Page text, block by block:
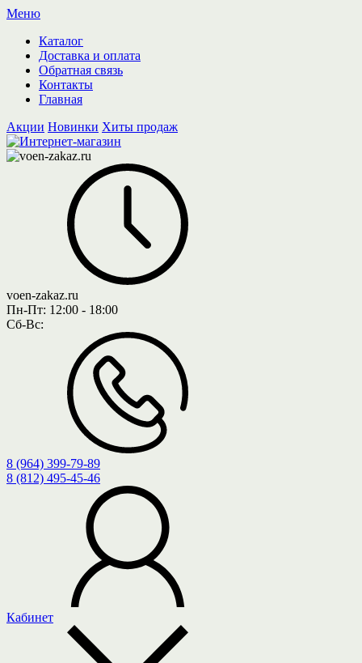
Меню
Каталог
Доставка и оплата
Обратная связь
Контакты
Главная
Акции Новинки Хиты продаж
voen-zakaz.ru
Пн-Пт: 12:00 - 18:00
Сб-Вс:
8 (964) 399-79-89
8 (812) 495-45-46
Кабинет